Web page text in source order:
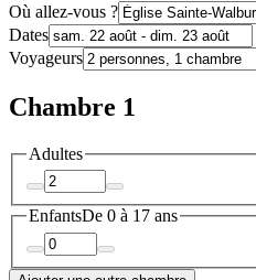
Où allez-vous ?
Dates
Voyageurs
Chambre 1
Adultes
EnfantsDe 0 à 17 ans